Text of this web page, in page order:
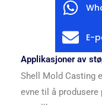
Applikasjoner av
Shell Mold Casting
evne til å
E-